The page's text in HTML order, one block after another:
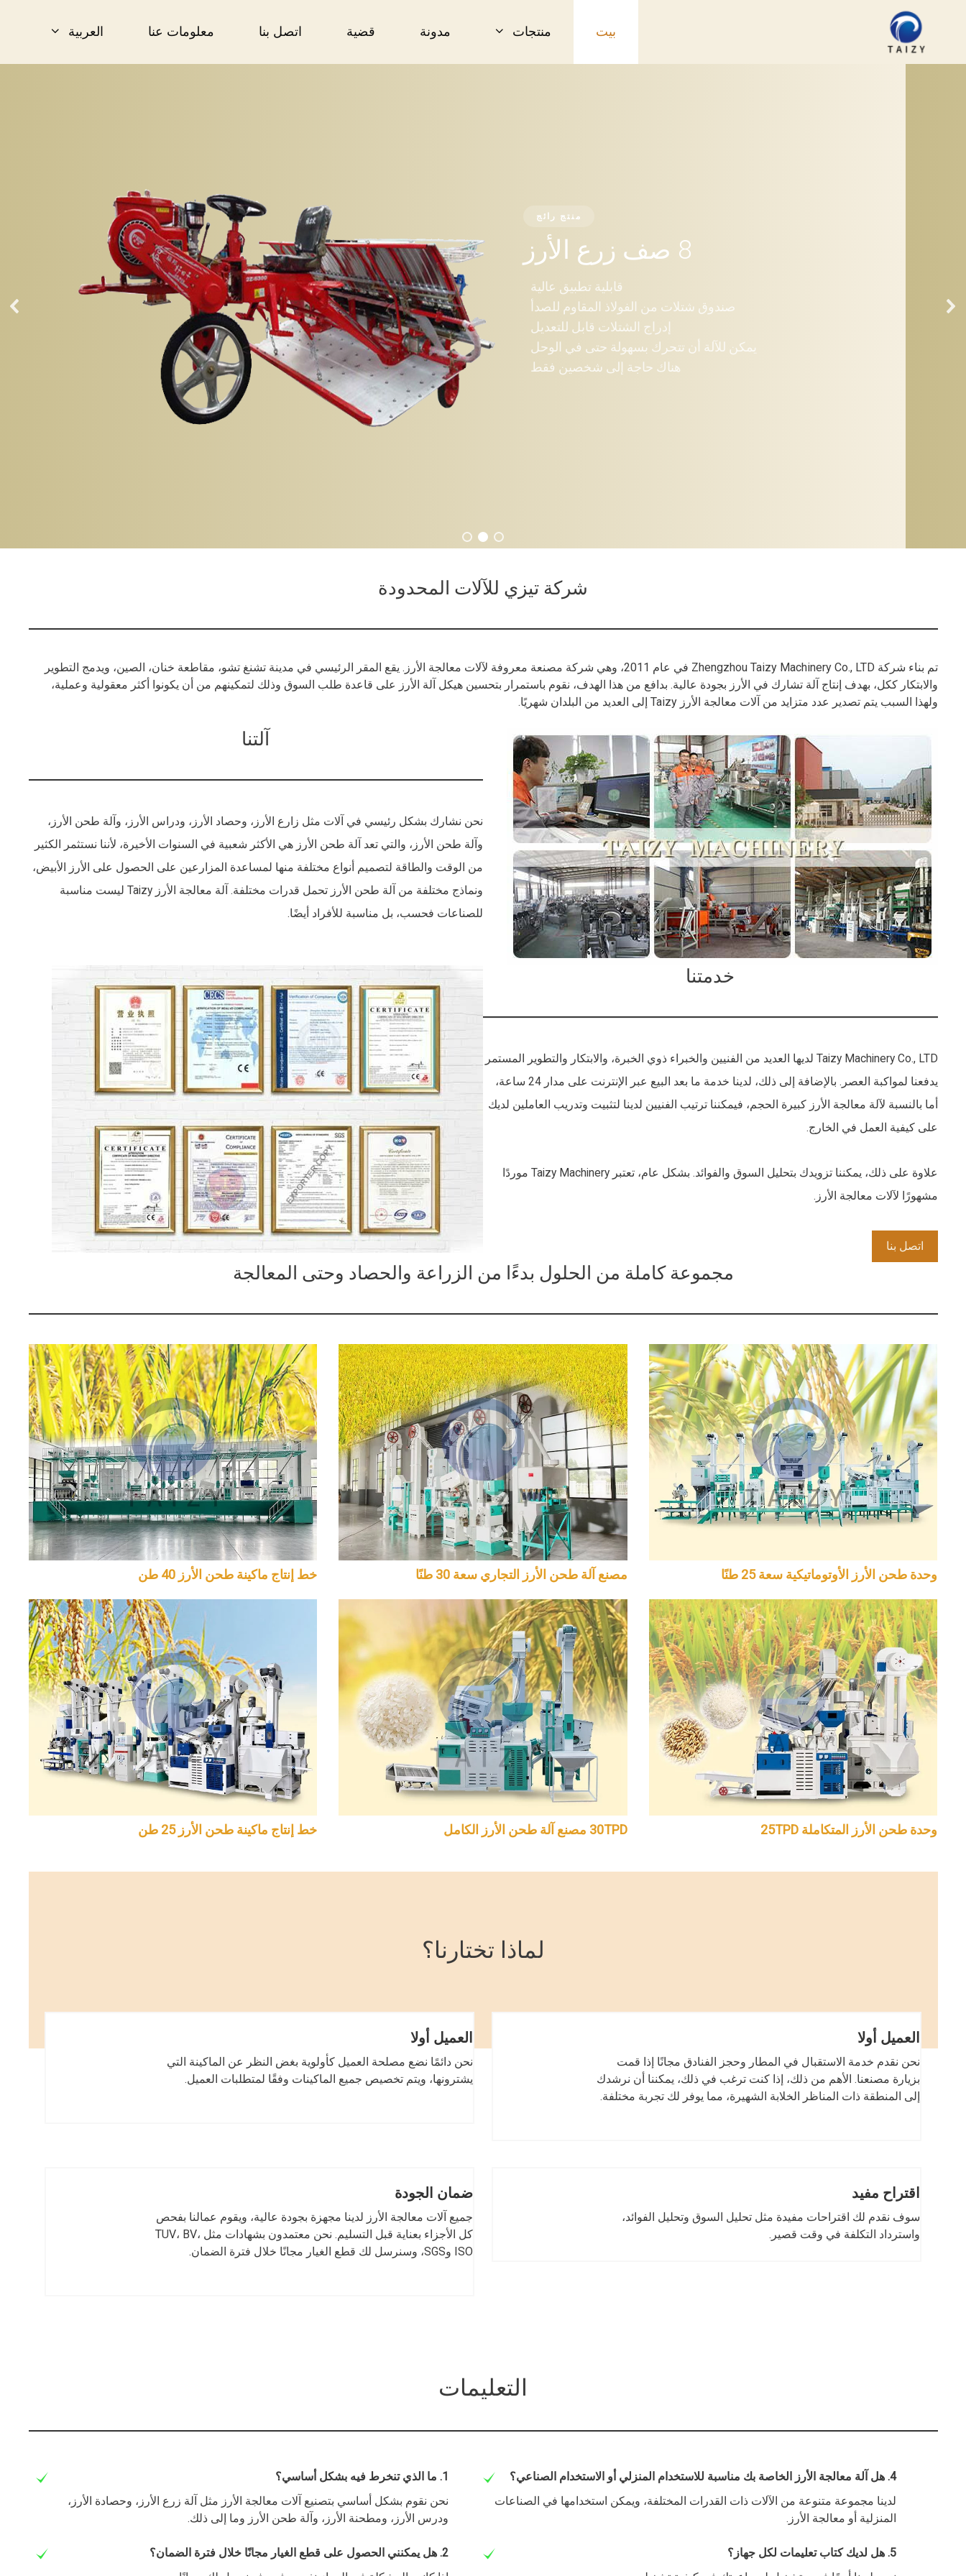
بيت منتجات مدونة قضية اتصل بنا معلومات عنا العربية
한국어
日本語
বাংলা
قابلية تطبيق عالية
صندوق شتلات من الفولاذ المقاوم للصدأ
إدراج الشتلات قابل للتعديل
يمكن للآلة أن تتحرك بسهولة حتى في الوحل
هناك حاجة إلى شخصين فقط
شركة تيزي للآلات المحدودة
تم بناء شركة Zhengzhou Taizy Machinery Co., LTD في عام 2011، وهي شركة مصنعة معروفة لآلات معالجة الأرز. يقع المقر الرئيسي في مدينة تشنغ تشو، مقاطعة خنان، الصين، ويدمج التطوير
والابتكار ككل، بهدف إنتاج آلة تشارك في الأرز بجودة عالية. بدافع من هذا الهدف، نقوم باستمرار بتحسين هيكل آلة الأرز على قاعدة طلب السوق وذلك لتمكينهم من أن يكونوا أكثر معقولية وعملية،
ولهذا السبب يتم تصدير عدد متزايد من آلات معالجة الأرز Taizy إلى العديد من البلدان شهريًا.
آلتنا
نحن نشارك بشكل رئيسي في آلات مثل زارع الأرز، وحصاد الأرز، ودراس الأرز، وآلة طحن الأرز،
وآلة طحن الأرز، والتي تعد آلة طحن الأرز هي الأكثر شعبية في السنوات الأخيرة، لأننا نستثمر الكثير
من الوقت والطاقة لتصميم أنواع مختلفة منها لمساعدة المزارعين على الحصول على الأرز الأبيض،
ونماذج مختلفة من آلة طحن الأرز تحمل قدرات مختلفة. آلة معالجة الأرز Taizy ليست مناسبة
للصناعات فحسب، بل مناسبة للأفراد أيضًا.
خدمتنا
Taizy Machinery Co., LTD لديها العديد من الفنيين والخبراء ذوي الخبرة، والابتكار والتطوير المستمر
يدفعنا لمواكبة العصر. بالإضافة إلى ذلك، لدينا خدمة ما بعد البيع عبر الإنترنت على مدار 24 ساعة،
أما بالنسبة لآلة معالجة الأرز كبيرة الحجم، فيمكننا ترتيب الفنيين لدينا لتثبيت وتدريب العاملين لديك
على كيفية العمل في الخارج.
علاوة على ذلك، يمكننا تزويدك بتحليل السوق والفوائد. بشكل عام، تعتبر Taizy Machinery موردًا
مشهورًا لآلات معالجة الأرز.
اتصل بنا
مجموعة كاملة من الحلول بدءًا من الزراعة والحصاد وحتى المعالجة
خط إنتاج ماكينة طحن الأرز 40 طن مصنع آلة طحن الأرز التجاري سعة 30 طنًا وحدة طحن الأرز الأوتوماتيكية سعة 25 طنًا
خط إنتاج ماكينة طحن الأرز 25 طن 30TPD مصنع آلة طحن الأرز الكامل وحدة طحن الأرز المتكاملة 25TPD
لماذا تختارنا؟
العميل أولا
نحن دائمًا نضع مصلحة العميل كأولوية بغض النظر عن الماكينة التي
يشترونها، ويتم تخصيص جميع الماكينات وفقًا لمتطلبات العميل.
العميل أولا
نحن نقدم خدمة الاستقبال في المطار وحجز الفنادق مجانًا إذا قمت
بزيارة مصنعنا. الأهم من ذلك، إذا كنت ترغب في ذلك، يمكننا أن نرشدك
إلى المنطقة ذات المناظر الخلابة الشهيرة، مما يوفر لك تجربة مختلفة.
ضمان الجودة
جميع آلات معالجة الأرز لدينا مجهزة بجودة عالية، ويقوم عمالنا بفحص
كل الأجزاء بعناية قبل التسليم. نحن معتمدون بشهادات مثل TUV، BV،
ISO وSGS، وسنرسل لك قطع الغيار مجانًا خلال فترة الضمان.
اقتراح مفيد
سوف نقدم لك اقتراحات مفيدة مثل تحليل السوق وتحليل الفوائد،
واسترداد التكلفة في وقت قصير.
التعليمات
1. ما الذي تنخرط فيه بشكل أساسي؟
نحن نقوم بشكل أساسي بتصنيع آلات معالجة الأرز مثل آلة زرع الأرز، وحصادة الأرز،
ودرس الأرز، ومطحنة الأرز، وآلة طحن الأرز وما إلى ذلك.
2. هل يمكنني الحصول على قطع الغيار مجانًا خلال فترة الضمان؟
4. هل آلة معالجة الأرز الخاصة بك مناسبة للاستخدام المنزلي أو الاستخدام الصناعي؟
لدينا مجموعة متنوعة من الآلات ذات القدرات المختلفة، ويمكن استخدامها في الصناعات
المنزلية أو معالجة الأرز.
5. هل لديك كتاب تعليمات لكل جهاز؟